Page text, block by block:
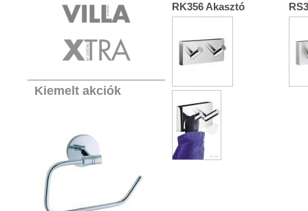
Kiemelt akciók
RK356 Akasztó